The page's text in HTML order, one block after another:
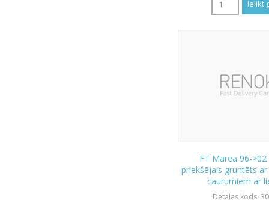
FT Marea 96-
priekšējais gruntēts
caurumiem ar
Detaļas kods: